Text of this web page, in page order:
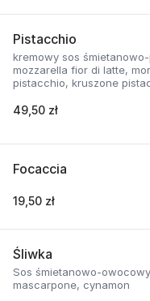
Pistacchio
kremowy sos
mozzarella fior di latte,
pistacchio, kruszone
49,50 zł
Focaccia
19,50 zł
Śliwka
Sos śmietanowo-
mascarpone, cynamon